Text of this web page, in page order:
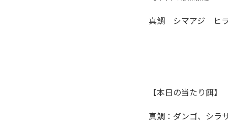
真鯛 シマアジ ヒ
【本日の当たり餌】
真鯛：ダンゴ、シラ